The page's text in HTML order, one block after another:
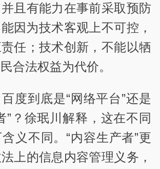
且有能力在事前采取预防
因为技术客观上不可控，
任；技术创新，不能以牺
合法权益为代价。
度到底是“网络平台”还是
”？徐珉川解释，这在不同
义不同。“内容生产者”更
上的信息内容管理义务，